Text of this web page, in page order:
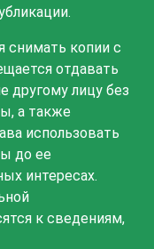
снимать копии с
отдавать
другому лицу без
а также
использовать
до ее
интересах.
к сведениям,